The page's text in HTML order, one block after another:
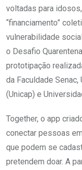
voltadas para
“financiamento”
vulnerabilidade
o Desafio
prototipação
da Faculdade
(Unicap) e
Together, o app
conectar pessoas
que podem se
pretendem doar. A